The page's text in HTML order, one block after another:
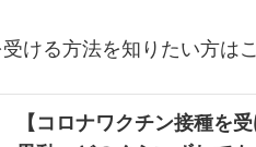
ける方法を知りたい方は
【コロナワクチン接種を